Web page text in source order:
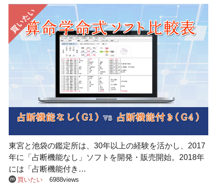
東宮と池袋の鑑定所は、30年以上の経験を活かし、2017
年に「占断機能なし」ソフトを開発・販売開始。2018年
には「占断機能付き…
買いたい 6988views